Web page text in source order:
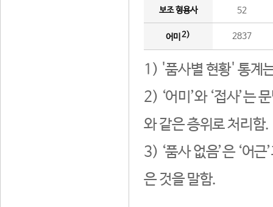
보조 형용사 52
어미 2) 2837
1) '품사별 현황' 통계
2) ‘어미’와 ‘접사’는
와 같은 층위로 처리함.
3) ‘품사 없음’은 ‘어
은 것을 말함.